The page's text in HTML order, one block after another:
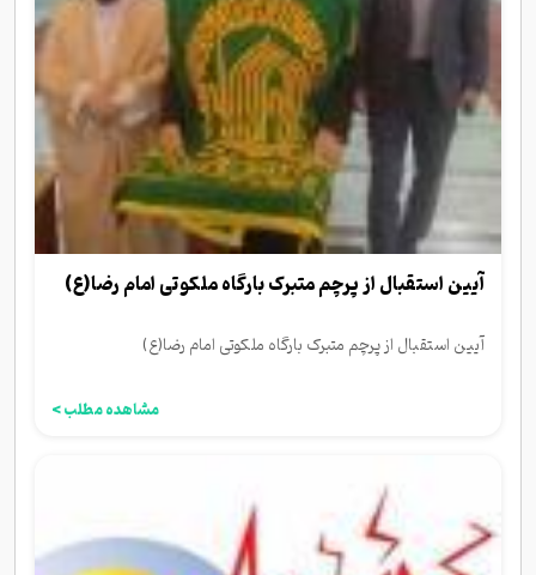
آیین استقبال از پرچم متبرک بارگاه ملکوتی امام رضا(ع)
آیین استقبال از پرچم متبرک بارگاه ملکوتی امام رضا(ع)
مشاهده مطلب >